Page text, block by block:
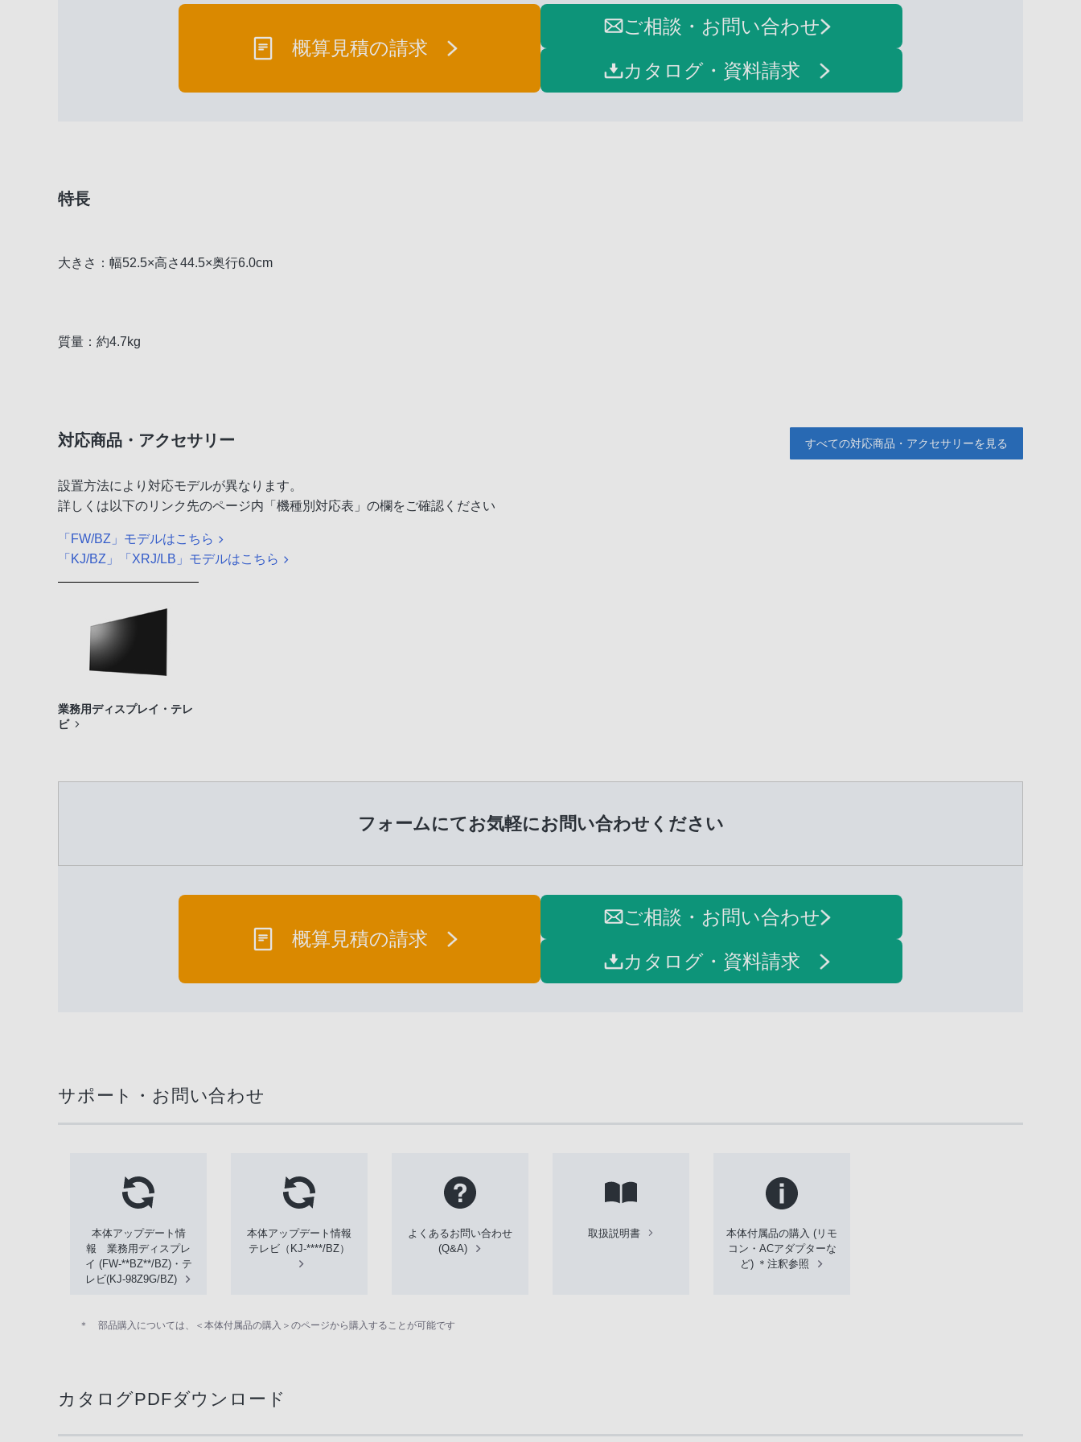
概算見積の請求
ご相談・お問い合わせ
カタログ・資料請求
特長
大きさ：幅52.5×高さ44.5×奥行6.0cm
質量：約4.7kg
対応商品・アクセサリー すべての対応商品・アクセサリーを見る
設置方法により対応モデルが異なります。
詳しくは以下のリンク先のページ内「機種別対応表」の欄をご確認ください
「FW/BZ」モデルはこちら
「KJ/BZ」「XRJ/LB」モデルはこちら
業務用ディスプレイ・テレ
ビ
フォームにてお気軽にお問い合わせください
概算見積の請求
ご相談・お問い合わせ
カタログ・資料請求
サポート・お問い合わせ
本体アップデート情
報 業務用ディスプレ
イ (FW-**BZ**/BZ)・テ
レビ(KJ-98Z9G/BZ)
本体アップデート情報
テレビ（KJ-****/BZ）
よくあるお問い合わせ
(Q&A)
取扱説明書
本体付属品の購入 (リモ
コン・ACアダプターな
ど) ＊注釈参照
＊ 部品購入については、＜本体付属品の購入＞のページから購入することが可能です
カタログPDFダウンロード